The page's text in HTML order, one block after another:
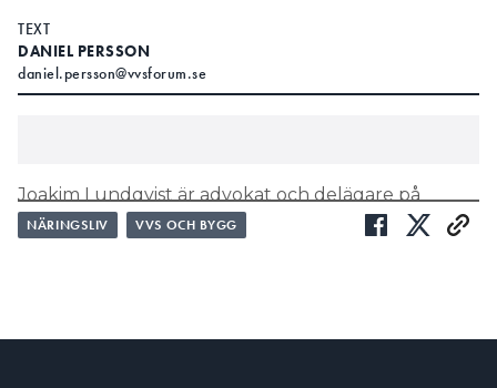
TEXT
DANIEL PERSSON
daniel.persson@vvsforum.se
Joakim Lundqvist är advokat och delägare på
advokatbyrån Bratt Feinsilber Harling som
NÄRINGSLIV VVS OCH BYGG